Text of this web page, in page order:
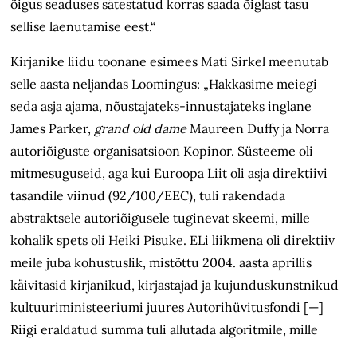
õigus seaduses sätestatud korras saada õiglast tasu
sellise laenutamise eest.“
Kirjanike liidu toonane esimees Mati Sirkel meenutab
selle aasta neljandas Loomingus: „Hakkasime meiegi
seda asja ajama, nõustajateks-innustajateks inglane
James Parker, grand old dameMaureen Duffy ja Norra
autoriõiguste organisatsioon Kopinor. Süsteeme oli
mitmesuguseid, aga kui Euroopa Liit oli asja direktiivi
tasandile viinud (92/100/EEC), tuli rakendada
abstraktsele autoriõigusele tuginevat skeemi, mille
kohalik spets oli Heiki Pisuke. ELi liikmena oli direktiiv
meile juba kohustuslik, mistõttu 2004. aasta aprillis
käivitasid kirjanikud, kirjastajad ja kujunduskunstnikud
kultuuriministeeriumi juures Autorihüvitusfondi [—]
Riigi eraldatud summa tuli allutada algoritmile, mille